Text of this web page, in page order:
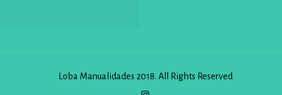
Loba Manualidades 2018. All Rights Reserved